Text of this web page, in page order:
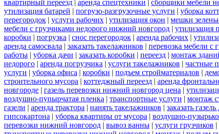
квартирный переезд | аренда спецтехники | сборщики мебели
утилизация батарей | погрузо-разгрузочные услуги | уборка
перегородок | услуги рабочих | утилизация окон | мешки
мебели с грузчиками недорого нижний новгород | утилизация
коробки | погрузка | снос перегородок | аренда рабочих |
аренда самосвала | заказать такелажников | перевозка мебели с
работы | уборка дачи | заказать коробки | переезд | монтаж
недорого | аренда погрузчика | услуги такелажников | частные
услуги | уборка офиса | коробки | подъем стройматериалов |
строительного мусора | коттеджный переезд | аренда
новгороде | газель перевозки нижний новгород цена |
воздушно-пупырчатая пленка | транспортные услуги | монтаж
газели | аренда трактора | нанять такелажников | заказать
гипсокартона | уборка квартиры от мусора | воздушно-
перевозки нижний новгород | вывоз ванны | услуги грузчиков |